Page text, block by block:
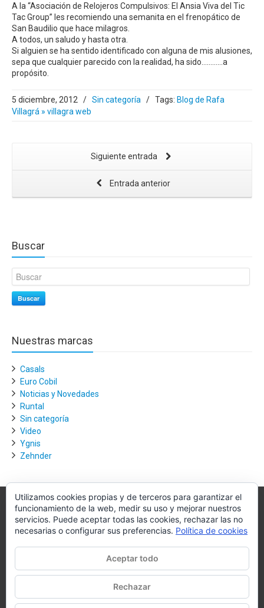
A la “Asociación de Relojeros Compulsivos: El Ansia Viva del Tic
Tac Group” les recomiendo una semanita en el frenopático de
San Baudilio que hace milagros.
A todos, un saludo y hasta otra.
Si alguien se ha sentido identificado con alguna de mis alusiones,
sepa que cualquier parecido con la realidad, ha sido…………a
propósito.
5 diciembre, 2012 / Sin categoría / Tags: Blog de Rafa
Villagrá » villagra web
Siguiente entrada
Entrada anterior
Buscar
Buscar
Nuestras marcas
Casals
Euro Cobil
Noticias y Novedades
Runtal
Sin categoría
Video
Ygnis
Zehnder
Villagra.es
Nuestro objetivo es conseguir la mejor instalación posible, la más
óptima, la de mejor calidad y la que de al usuario final la mejor
experiencia y calidad de vida.
Utilizamos cookies propias y de terceros para garantizar el
funcionamiento de la web, medir su uso y mejorar nuestros
servicios. Puede aceptar todas las cookies, rechazar las no
necesarias o configurar sus preferencias. Política de cookies
Aceptar todo
Rechazar